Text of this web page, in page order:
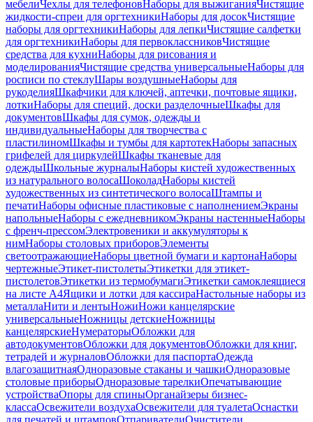
мебелиЧехлы для телефоновНаборы для выжиганияЧистящие
жидкости-спреи для оргтехникиНаборы для досокЧистящие
наборы для оргтехникиНаборы для лепкиЧистящие салфетки
для оргтехникиНаборы для первоклассниковЧистящие
средства для кухниНаборы для рисования и
моделированияЧистящие средства универсальныеНаборы для
росписи по стеклуШары воздушныеНаборы для
рукоделияШкафчики для ключей, аптечки, почтовые ящики,
лоткиНаборы для специй, доски разделочныеШкафы для
документовШкафы для сумок, одежды и
индивидуальныеНаборы для творчества с
пластилиномШкафы и тумбы для картотекНаборы запасных
грифелей для циркулейШкафы тканевые для
одеждыШкольные журналыНаборы кистей художественных
из натурального волосаШоколадНаборы кистей
художественных из синтетического волосаШтампы и
печатиНаборы офисные пластиковые с наполнениемЭкраны
напольныеНаборы с ежедневникомЭкраны настенныеНаборы
с френч-прессомЭлектровеники и аккумуляторы к
нимНаборы столовых приборовЭлементы
светоотражающиеНаборы цветной бумаги и картонаНаборы
чертежныеЭтикет-пистолетыЭтикетки для этикет-
пистолетовЭтикетки из термобумагиЭтикетки самоклеящиеся
на листе А4Ящики и лотки для кассираНастольные наборы из
металлаНити и лентыНожиНожи канцелярские
универсальныеНожницы детскиеНожницы
канцелярскиеНумераторыОбложки для
автодокументовОбложки для документовОбложки для книг,
тетрадей и журналовОбложки для паспортаОдежда
влагозащитнаяОдноразовые стаканы и чашкиОдноразовые
столовые приборыОдноразовые тарелкиОпечатывающие
устройстваОпоры для спиныОрганайзеры бизнес-
классаОсвежители воздухаОсвежители для туалетаОснастки
для печатей и штамповОтпаривателиОчистители